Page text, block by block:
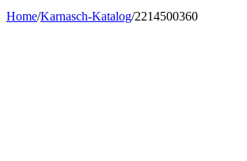
Home/Karnasch-Katalog/2214500360